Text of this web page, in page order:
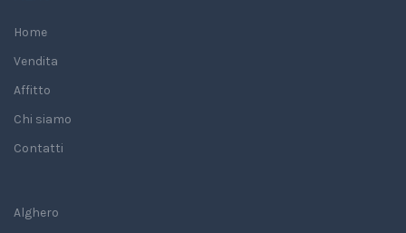
Home
Vendita
Affitto
Chi siamo
Contatti
Alghero